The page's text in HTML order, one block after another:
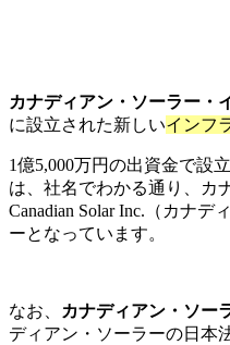
カナディアン・ソーラー・
に設立された新しいインフ
1億5,000万円の出資金で設
は、社名でわかる通り、カ
Canadian Solar Inc.（カナ
ーとなっています。
なお、 カナディアン・ソー
ディアン・ソーラーの日本